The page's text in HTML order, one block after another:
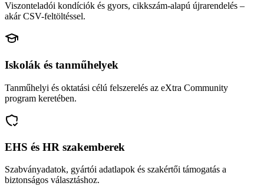
Viszonteladói kondíciók és gyors, cikkszám-alapú újrarendelés –
akár CSV-feltöltéssel.
Iskolák és tanműhelyek
Tanműhelyi és oktatási célú felszerelés az eXtra Community
program keretében.
EHS és HR szakemberek
Szabványadatok, gyártói adatlapok és szakértői támogatás a
biztonságos választáshoz.